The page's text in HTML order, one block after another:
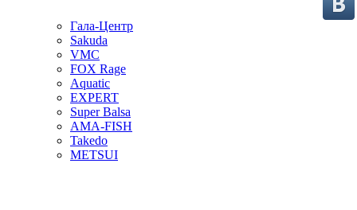
Гала-Центр
Sakuda
VMC
FOX Rage
Aquatic
EXPERT
Super Balsa
AMA-FISH
Takedo
METSUI